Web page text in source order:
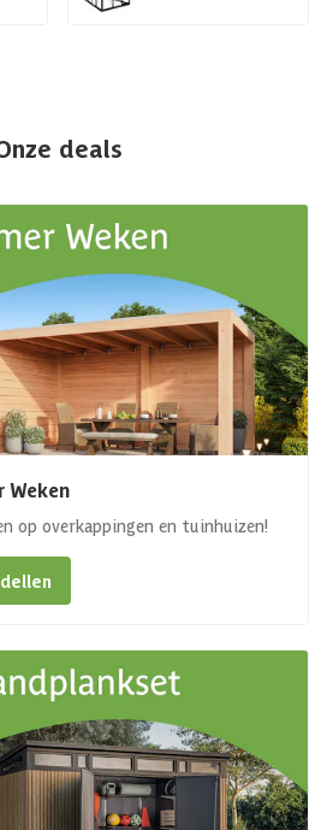
deals
Weken
op overkappingen en tuinhuizen!